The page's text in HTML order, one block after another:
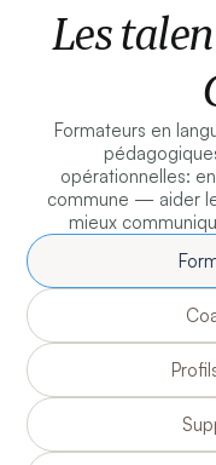
Les
Formateurs en
opérationnelles:
commune — aider
mieux